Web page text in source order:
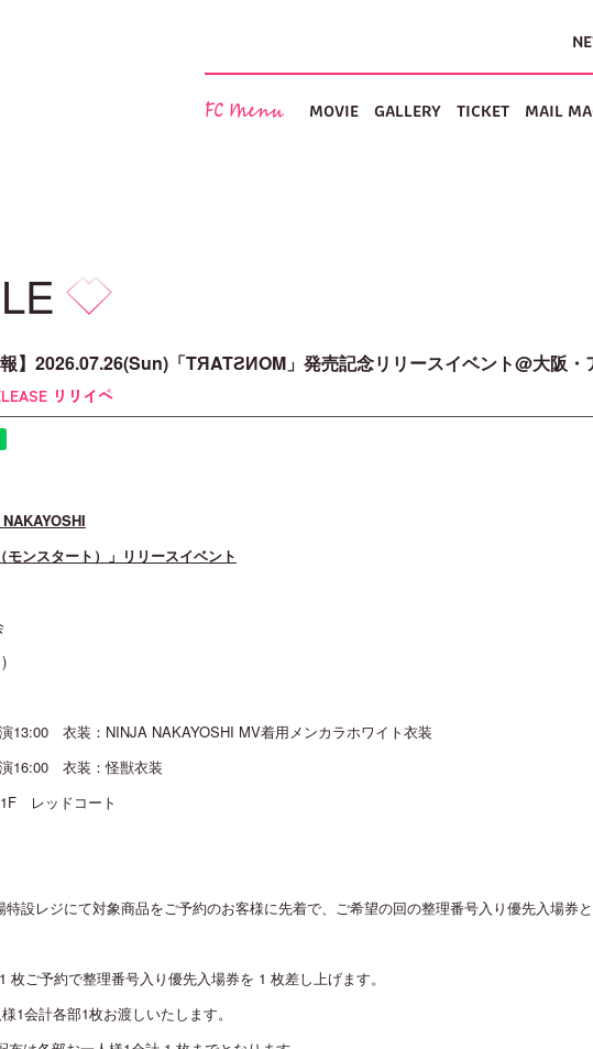
FC Menu MOVIE GALLERY TICKET MAIL
】2026.07.26(Sun)「TЯATƧИOM」発売記念リリースイベント@大阪・
リリイベ
（モンスタート）」リリースイベント
衣装：NINJA NAKAYOSHI MV着用メンカラホワイト衣装
衣装：怪獣衣装
レッドコート
設レジにて対象商品をご予約のお客様に先着で、ご希望の回の整理番号入り優先入場券
ご予約で整理番号入り優先入場券を 1 枚差し上げます。
1会計各部1枚お渡しいたします。